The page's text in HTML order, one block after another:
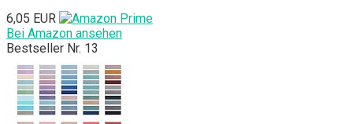
6,05 EUR
Bei Amazon ansehen
Bestseller Nr. 13